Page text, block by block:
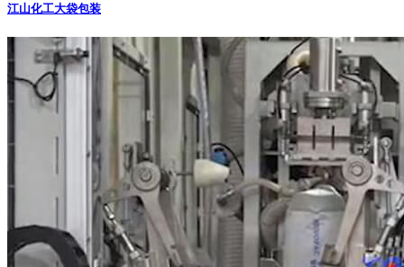
江山化工大袋包装